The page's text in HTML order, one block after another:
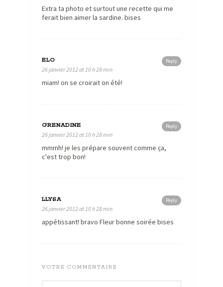
Extra ta photo et surtout une recette qui me
ferait bien aimer la sardine. bises
Reply
ELO
26 janvier 2012 at 10 h 28 min
miam! on se croirait on été!
Reply
GRENADINE
26 janvier 2012 at 10 h 28 min
mmmh! je les prépare souvent comme ça,
c'est trop bon!
Reply
LLYSA
26 janvier 2012 at 10 h 28 min
appétissant! bravo Fleur bonne soirée bises
VOTRE COMMENTAIRE